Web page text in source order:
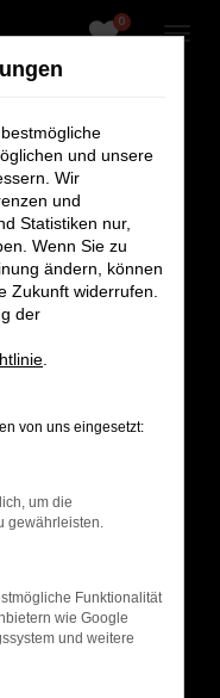
0
können:
deine
Beispiel deine
Seiten
in einem
privaten
und unsere
Wir
und
Statistiken nur,
Wenn Sie zu
ändern, können
Zukunft widerrufen.
der
von uns eingesetzt:
um die
gewährleisten.
Funktionalität
wie Google
und weitere